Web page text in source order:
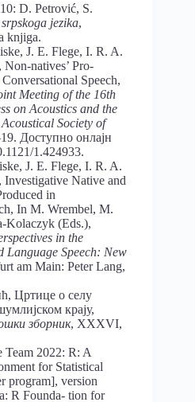
D. Petrović, S.
jezika,
knjiga.
J. E. Flege, I. R. A.
natives’ Pro-
Speech,
Meeting of the 16th
on Acoustics and the
Society of
Доступно онлајн
1.424933.
J. E. Flege, I. R. A.
Native and
in
In M. Wrembel, M.
Kolaczyk (Eds.),
in the
Language Speech: New
am Main: Peter Lang,
Цртице о селу
крају,
зборник, XXXVI,
Team 2022: R: A
for Statistical
program], version
R Founda- tion for